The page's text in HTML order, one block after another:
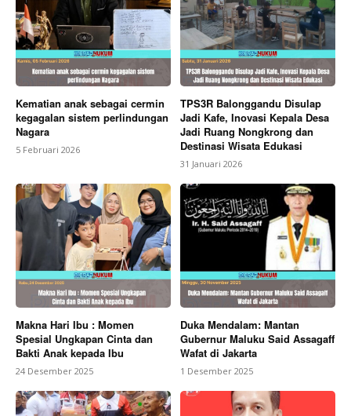
Kematian anak sebagai cermin
kegagalan sistem perlindungan
Nagara
5 Februari 2026
TPS3R Balonggandu Disulap
Jadi Kafe, Inovasi Kepala Desa
Jadi Ruang Nongkrong dan
Destinasi Wisata Edukasi
31 Januari 2026
Makna Hari Ibu : Momen
Spesial Ungkapan Cinta dan
Bakti Anak kepada Ibu
24 Desember 2025
Duka Mendalam: Mantan
Gubernur Maluku Said Assagaff
Wafat di Jakarta
1 Desember 2025